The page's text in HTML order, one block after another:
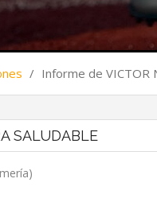
/ Informe de VICTOR
SALUDABLE